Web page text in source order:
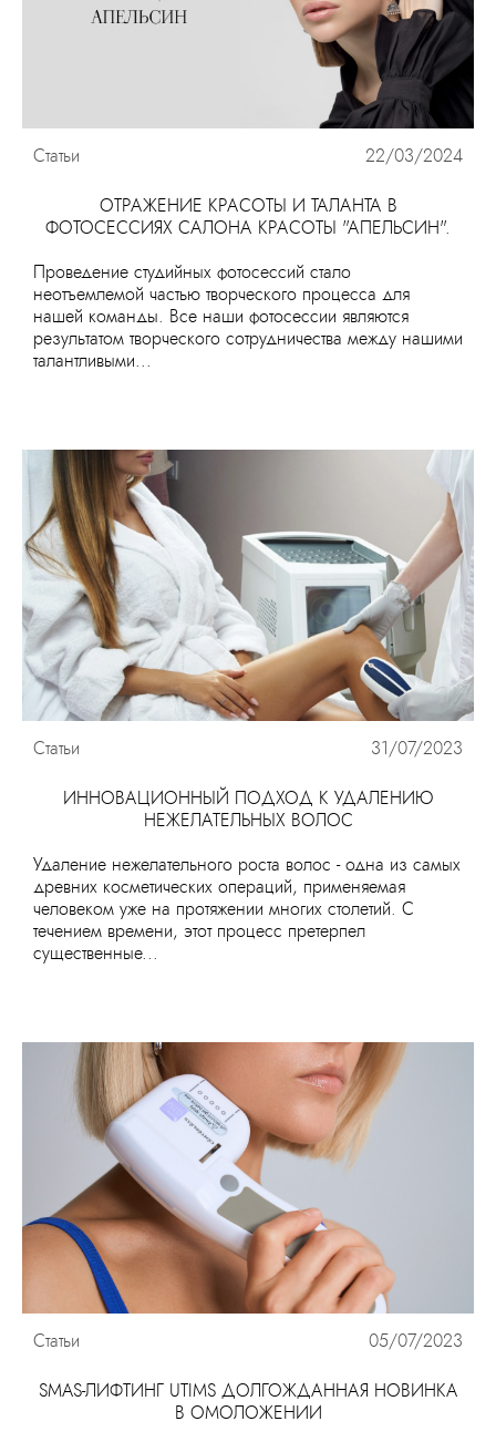
Статьи
22/03/2024
ОТРАЖЕНИЕ КРАСОТЫ И ТАЛАНТА В
ФОТОСЕССИЯХ САЛОНА КРАСОТЫ "АПЕЛЬСИН".
Проведение студийных фотосессий стало
неотъемлемой частью творческого процесса для
нашей команды. Все наши фотосессии являются
результатом творческого сотрудничества между нашими
талантливыми...
Статьи
31/07/2023
ИННОВАЦИОННЫЙ ПОДХОД К УДАЛЕНИЮ
НЕЖЕЛАТЕЛЬНЫХ ВОЛОС
Удаление нежелательного роста волос - одна из самых
древних косметических операций, применяемая
человеком уже на протяжении многих столетий. С
течением времени, этот процесс претерпел
существенные...
Статьи
05/07/2023
SMAS-ЛИФТИНГ UTIMS ДОЛГОЖДАННАЯ НОВИНКА
В ОМОЛОЖЕНИИ